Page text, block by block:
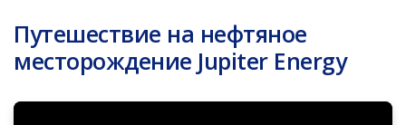
Путешествие на нефтяное
месторождение Jupiter Energy